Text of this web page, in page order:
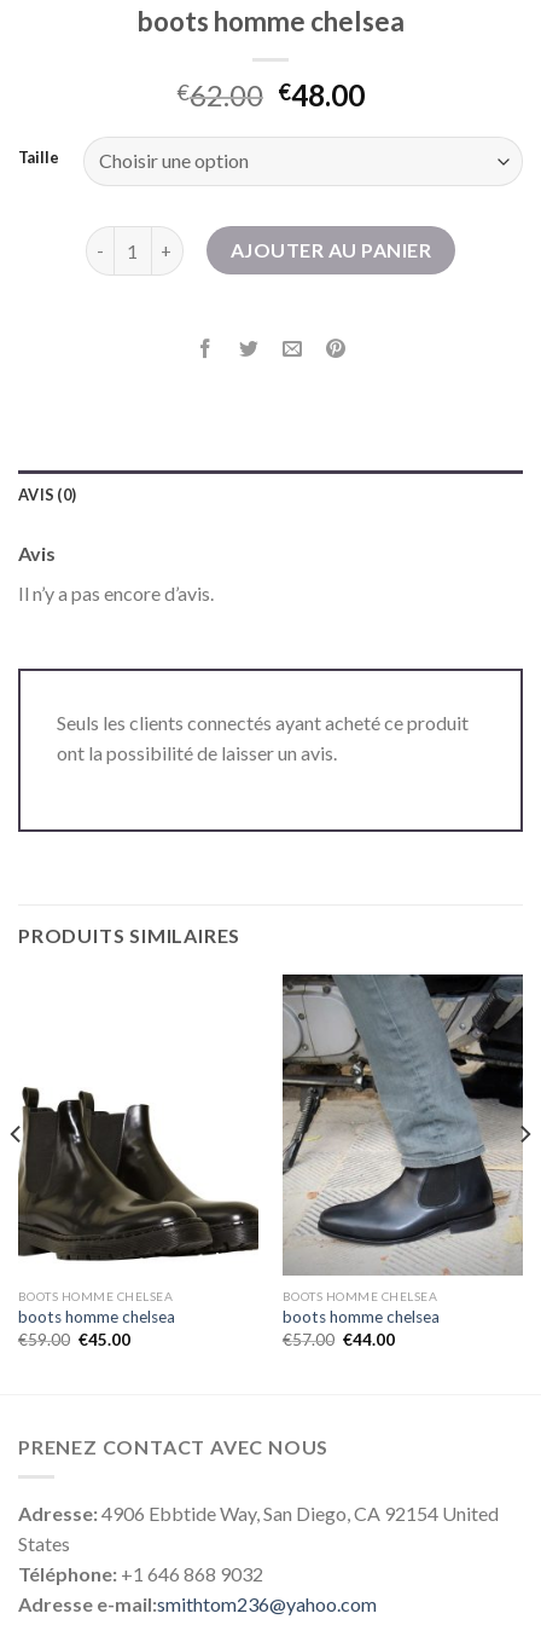
boots homme chelsea
€62.00 €48.00
Taille
quantité de boots homme chelsea
AJOUTER AU PANIER
AVIS (0)
Avis
Il n’y a pas encore d’avis.
Seuls les clients connectés ayant acheté ce produit
ont la possibilité de laisser un avis.
PRODUITS SIMILAIRES
BOOTS HOMME CHELSEA
boots homme chelsea
€59.00 €45.00
BOOTS HOMME CHELSEA
boots homme chelsea
€57.00 €44.00
PRENEZ CONTACT AVEC NOUS
Adresse:4906 Ebbtide Way, San Diego, CA 92154 United
States
Téléphone: +1 646 868 9032
Adresse e-mail:smithtom236@yahoo.com